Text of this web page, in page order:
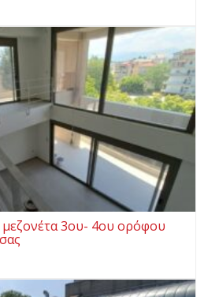
3ου- 4ου ορόφου